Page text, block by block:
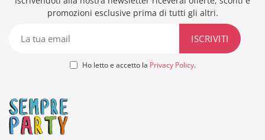
promozioni esclusive prima di tutti gli altri.
Ho letto e accetto la Privacy Policy.